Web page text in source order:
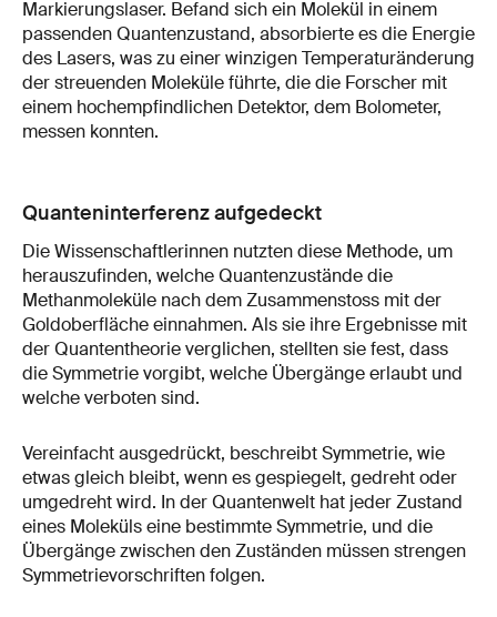
Markierungslaser. Befand sich ein Molekül in einem
passenden Quantenzustand, absorbierte es die Energie
des Lasers, was zu einer winzigen Temperaturänderung
der streuenden Moleküle führte, die die Forscher mit
einem hochempfindlichen Detektor, dem Bolometer,
messen konnten.
Quanteninterferenz aufgedeckt
Die Wissenschaftlerinnen nutzten diese Methode, um
herauszufinden, welche Quantenzustände die
Methanmoleküle nach dem Zusammenstoss mit der
Goldoberfläche einnahmen. Als sie ihre Ergebnisse mit
der Quantentheorie verglichen, stellten sie fest, dass
die Symmetrie vorgibt, welche Übergänge erlaubt und
welche verboten sind.
Vereinfacht ausgedrückt, beschreibt Symmetrie, wie
etwas gleich bleibt, wenn es gespiegelt, gedreht oder
umgedreht wird. In der Quantenwelt hat jeder Zustand
eines Moleküls eine bestimmte Symmetrie, und die
Übergänge zwischen den Zuständen müssen strengen
Symmetrievorschriften folgen.